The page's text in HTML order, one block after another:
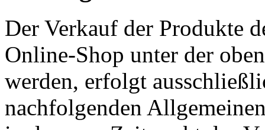
Der Verkauf der Produkte
Online-Shop unter der
werden, erfolgt
nachfolgenden